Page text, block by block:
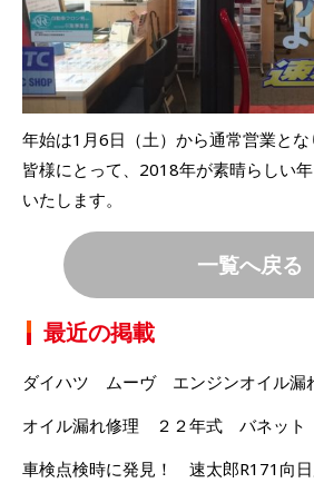
年始は1月6日（土）から通常営業とな
皆様にとって、2018年が素晴らしい
いたします。
一覧へ戻る
最近の掲載
ダイハツ ムーヴ エンジンオイル漏
オイル漏れ修理 ２２年式 バネット
車検点検時に発見！ 速太郎R171向日